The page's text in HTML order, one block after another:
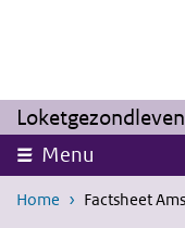
Overslaan en naar de
Menu
Home Factsheet